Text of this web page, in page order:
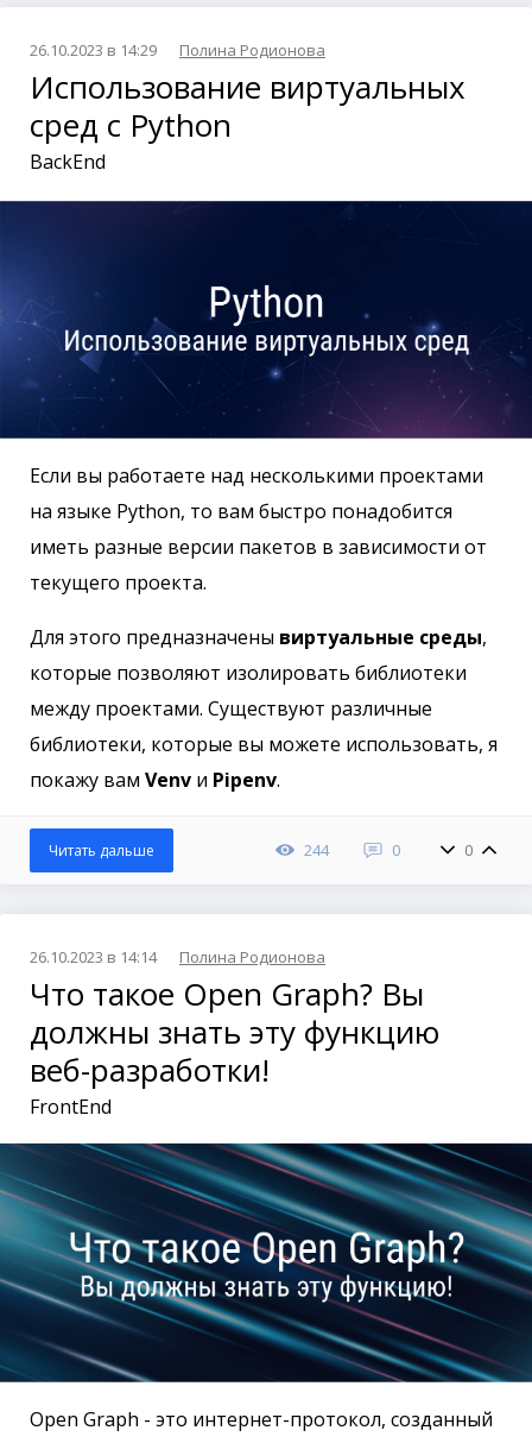
26.10.2023 в 14:29 Полина Родионова
Использование виртуальных
сред с Python
BackEnd
Если вы работаете над несколькими проектами
на языке Python, то вам быстро понадобится
иметь разные версии пакетов в зависимости от
текущего проекта.
Для этого предназначены виртуальные среды,
которые позволяют изолировать библиотеки
между проектами. Существуют различные
библиотеки, которые вы можете использовать, я
покажу вам Venv и Pipenv.
244 0 0
Читать дальше
26.10.2023 в 14:14 Полина Родионова
Что такое Open Graph? Вы
должны знать эту функцию
веб-разработки!
FrontEnd
Open Graph - это интернет-протокол, созданный